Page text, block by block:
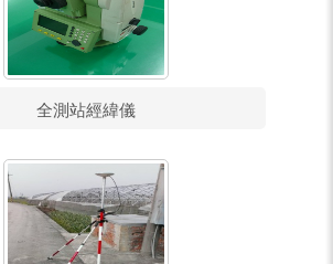
全測站經緯儀